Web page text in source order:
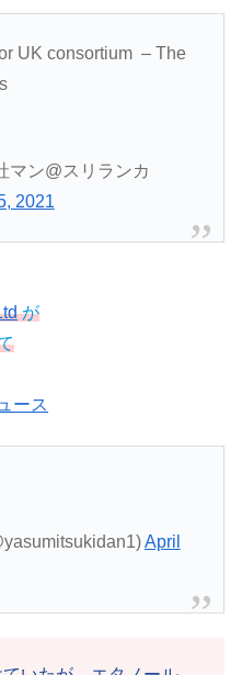
UK consortium – The
ン@スリランカ
2021
が
ース
April